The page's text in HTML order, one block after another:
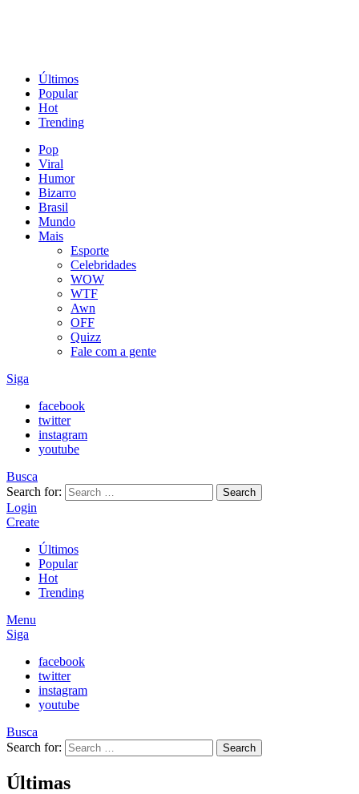
Últimos
Popular
Hot
Trending
Pop
Viral
Humor
Bizarro
Brasil
Mundo
Mais
Esporte
Celebridades
WOW
WTF
Awn
OFF
Quizz
Fale com a gente
Siga
facebook
twitter
instagram
youtube
Busca
Search for:
Search
Login
Create
Últimos
Popular
Hot
Trending
Menu
Siga
facebook
twitter
instagram
youtube
Busca
Search for:
Search
Últimas